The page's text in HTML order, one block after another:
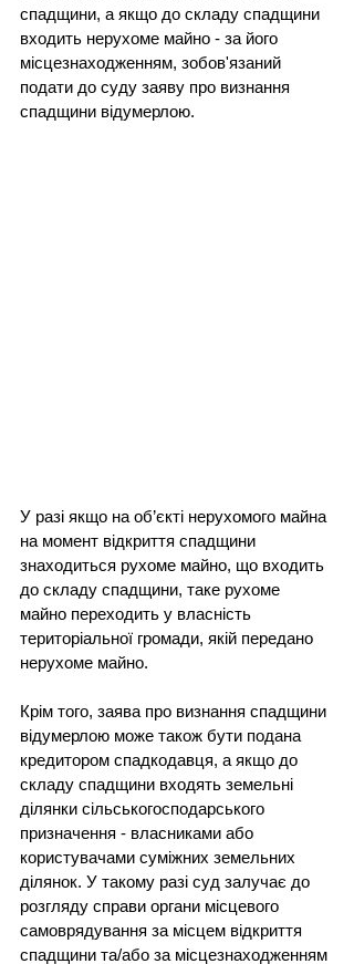
спадщини, а якщо до складу спадщини
входить нерухоме майно - за його
місцезнаходженням, зобов'язаний
подати до суду заяву про визнання
спадщини відумерлою.
У разі якщо на об’єкті нерухомого майна
на момент відкриття спадщини
знаходиться рухоме майно, що входить
до складу спадщини, таке рухоме
майно переходить у власність
територіальної громади, якій передано
нерухоме майно.
Крім того, заява про визнання спадщини
відумерлою може також бути подана
кредитором спадкодавця, а якщо до
складу спадщини входять земельні
ділянки сільськогосподарського
призначення - власниками або
користувачами суміжних земельних
ділянок. У такому разі суд залучає до
розгляду справи органи місцевого
самоврядування за місцем відкриття
спадщини та/або за місцезнаходженням